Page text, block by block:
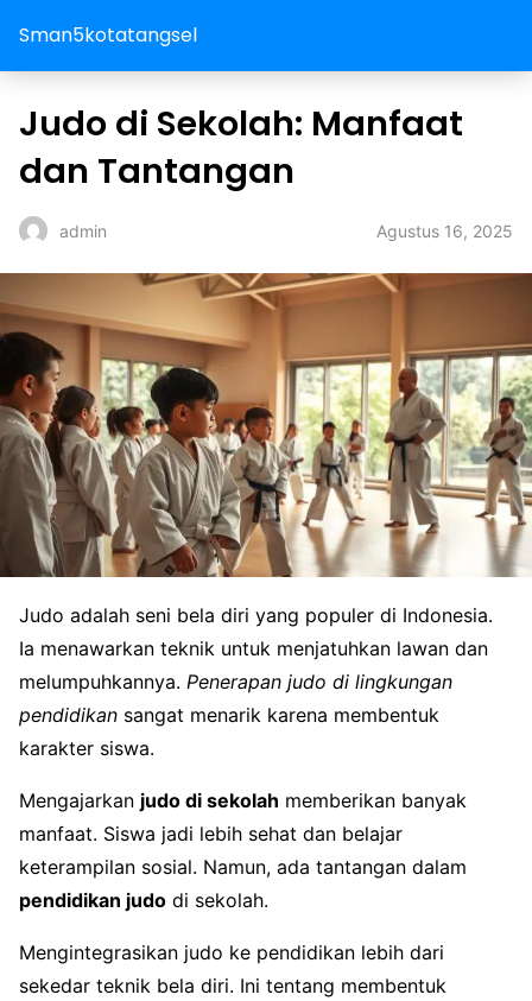
Sman5kotatangsel
Judo di Sekolah: Manfaat
dan Tantangan
admin Agustus 16, 2025
Judo adalah seni bela diri yang populer di Indonesia.
Ia menawarkan teknik untuk menjatuhkan lawan dan
melumpuhkannya. Penerapan judo di lingkungan
pendidikan sangat menarik karena membentuk
karakter siswa.
Mengajarkan judo di sekolah memberikan banyak
manfaat. Siswa jadi lebih sehat dan belajar
keterampilan sosial. Namun, ada tantangan dalam
pendidikan judo di sekolah.
Mengintegrasikan judo ke pendidikan lebih dari
sekedar teknik bela diri. Ini tentang membentuk